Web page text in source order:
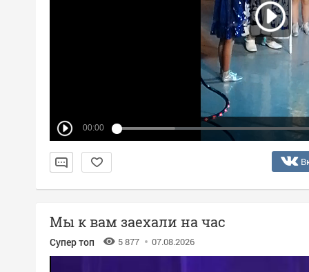
00:00
Мы к вам заехали на час
Супер топ 5 877 07.08.2026